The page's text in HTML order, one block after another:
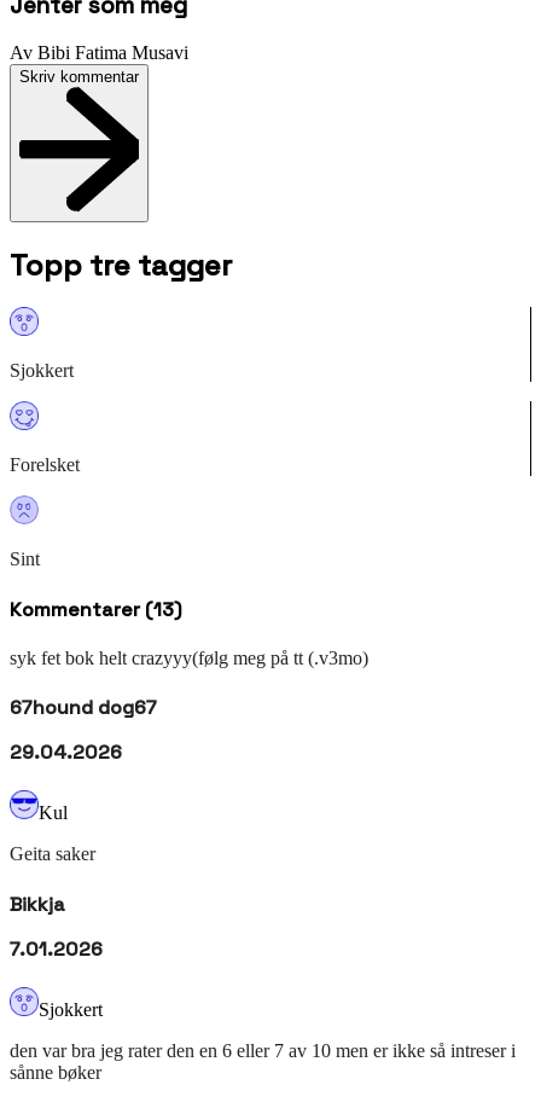
Jenter som meg
Av Bibi Fatima Musavi
Skriv kommentar
Topp tre tagger
Sjokkert
Forelsket
Sint
Kommentarer (13)
syk fet bok helt crazyyy(følg meg på tt (.v3mo)
67hound dog67
29.04.2026
Kul
Geita saker
Bikkja
7.01.2026
Sjokkert
den var bra jeg rater den en 6 eller 7 av 10 men er ikke så intreser i
sånne bøker